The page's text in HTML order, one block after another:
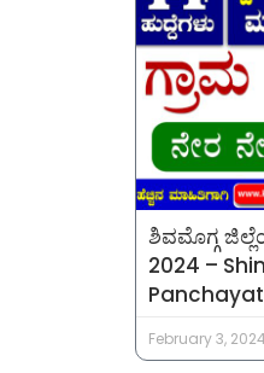
ಶಿವಮೊಗ್ಗ
2024 –
February 3, 2024